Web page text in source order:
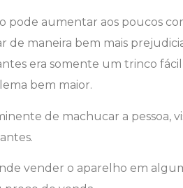
pode aumentar aos poucos
de maneira bem mais
era somente um trinco
bem maior.
de machucar a pessoa,
vender o aparelho em